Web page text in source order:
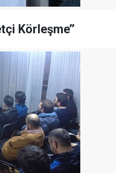
Körleşme’’